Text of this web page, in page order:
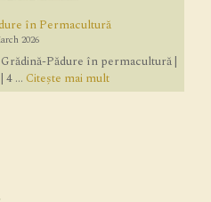
în Permacultură
2026
Pădure în permacultură |
4 ... Citește mai mult